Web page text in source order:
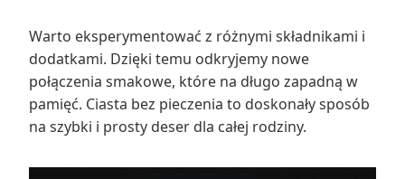
Warto eksperymentować z różnymi składnikami i
dodatkami. Dzięki temu odkryjemy nowe
połączenia smakowe, które na długo zapadną w
pamięć. Ciasta bez pieczenia to doskonały sposób
na szybki i prosty deser dla całej rodziny.